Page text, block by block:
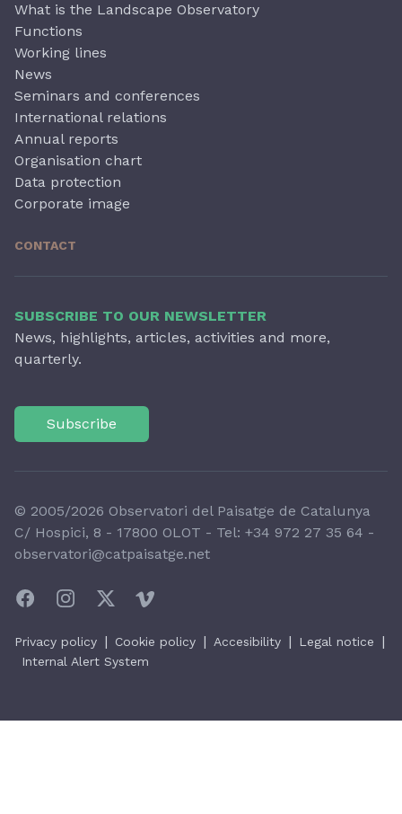
What is the Landscape Observatory
Functions
Working lines
News
Seminars and conferences
International relations
Annual reports
Organisation chart
Data protection
Corporate image
CONTACT
SUBSCRIBE TO OUR NEWSLETTER
News, highlights, articles, activities and more,
quarterly.
Subscribe
© 2005/2026 Observatori del Paisatge de Catalunya
C/ Hospici, 8 - 17800 OLOT - Tel: +34 972 27 35 64 -
observatori@catpaisatge.net
Privacy policy | Cookie policy | Accesibility | Legal notice |
Internal Alert System